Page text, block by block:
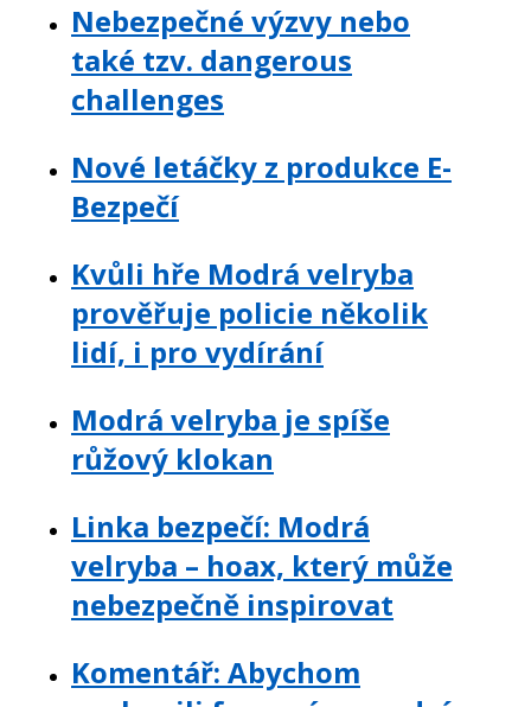
Nebezpečné výzvy nebo
také tzv. dangerous
challenges
Nové letáčky z produkce E-
Bezpečí
Kvůli hře Modrá velryba
prověřuje policie několik
lidí, i pro vydírání
Modrá velryba je spíše
růžový klokan
Linka bezpečí: Modrá
velryba – hoax, který může
nebezpečně inspirovat
Komentář: Abychom